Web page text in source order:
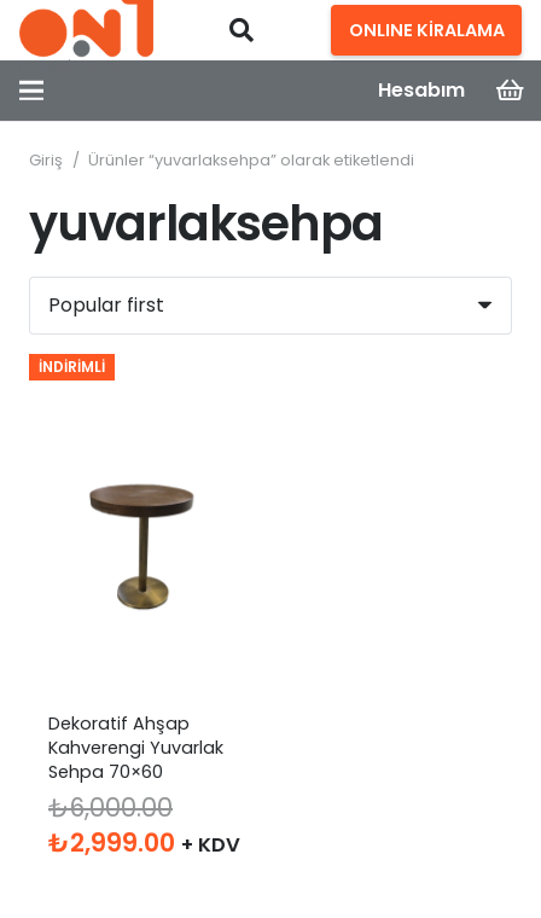
ONLINE KİRALAMA
Hesabım
Giriş / Ürünler “yuvarlaksehpa” olarak etiketlendi
yuvarlaksehpa
İNDIRIMLI
Dekoratif Ahşap
Kahverengi Yuvarlak
Sehpa 70×60
₺6,000.00
Orijinal
₺2,999.00 Şu
+ KDV